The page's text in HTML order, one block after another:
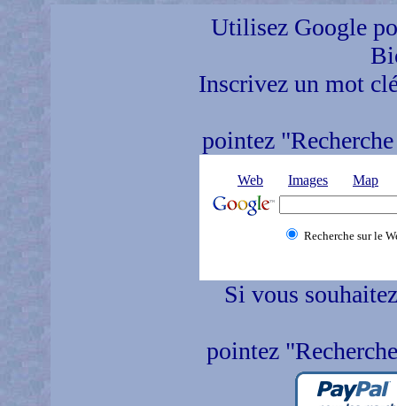
Utilisez Google
Inscrivez un mot
pointez
Web Images Map
Recherche sur le
Si vous
pointez